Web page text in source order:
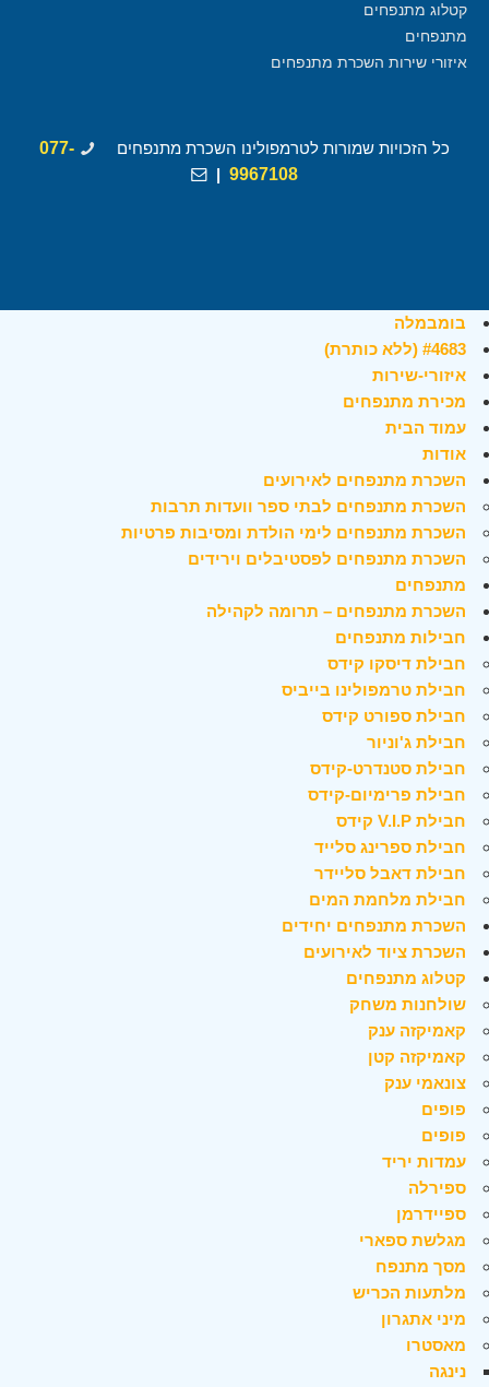
קטלוג מתנפחים
מתנפחים
איזורי שירות השכרת מתנפחים
כל הזכויות שמורות לטרמפולינו השכרת מתנפחים
077-
9967108
|
בומבמלה
#4683 (ללא כותרת)
איזורי-שירות
מכירת מתנפחים
עמוד הבית
אודות
השכרת מתנפחים לאירועים
השכרת מתנפחים לבתי ספר וועדות תרבות
השכרת מתנפחים לימי הולדת ומסיבות פרטיות
השכרת מתנפחים לפסטיבלים וירידים
מתנפחים
השכרת מתנפחים – תרומה לקהילה
חבילות מתנפחים
חבילת דיסקו קידס
חבילת טרמפולינו בייביס
חבילת ספורט קידס
חבילת ג'וניור
חבילת סטנדרט-קידס
חבילת פרימיום-קידס
חבילת V.I.P קידס
חבילת ספרינג סלייד
חבילת דאבל סליידר
חבילת מלחמת המים
השכרת מתנפחים יחידים
השכרת ציוד לאירועים
קטלוג מתנפחים
שולחנות משחק
קאמיקזה ענק
קאמיקזה קטן
צונאמי ענק
פופים
פופים
עמדות יריד
ספירלה
ספיידרמן
מגלשת ספארי
מסך מתנפח
מלתעות הכריש
מיני אתגרון
מאסטרו
נינגה